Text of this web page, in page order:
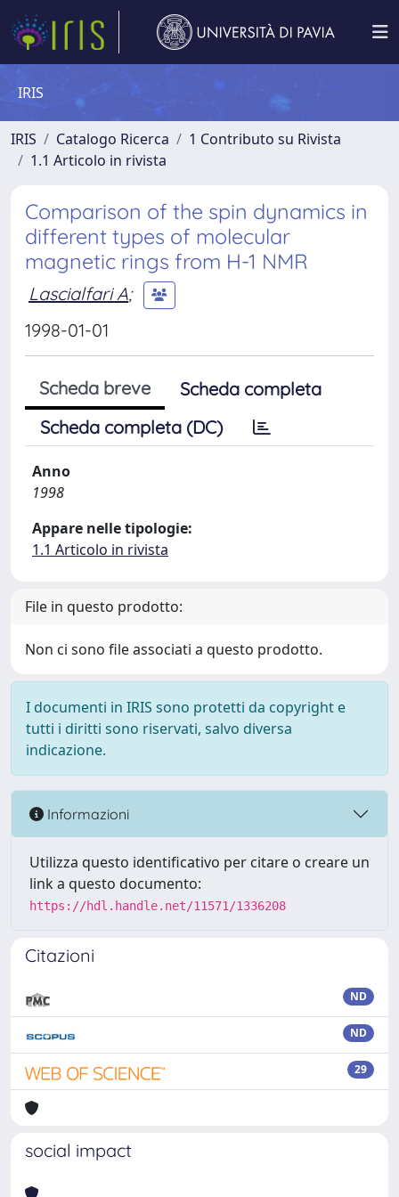
IRIS
IRIS Catalogo Ricerca
1 Contributo su Rivista
1.1 Articolo in rivista
Comparison of the spin dynamics in
different types of molecular
magnetic rings from H-1 NMR
Lascialfari A;
1998-01-01
Scheda breve
Scheda completa
Scheda completa (DC)
Anno
1998
Appare nelle tipologie:
1.1 Articolo in rivista
File in questo prodotto:
Non ci sono file associati a questo prodotto.
I documenti in IRIS sono protetti da copyright e
tutti i diritti sono riservati, salvo diversa
indicazione.
Informazioni
Utilizza questo identificativo per citare o creare un
link a questo documento:
https://hdl.handle.net/11571/1336208
Citazioni
ND
ND
29
social impact